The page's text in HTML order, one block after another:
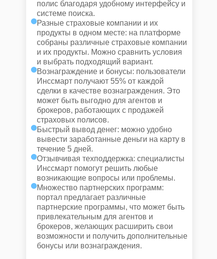
полис благодаря удобному интерфейсу и
системе поиска.
Разные страховые компании и их
продукты в одном месте: на платформе
собраны различные страховые компании
и их продукты. Можно сравнить условия
и выбрать подходящий вариант.
Вознаграждение и бонусы: пользователи
Инссмарт получают 55% от каждой
сделки в качестве вознаграждения. Это
может быть выгодно для агентов и
брокеров, работающих с продажей
страховых полисов.
Быстрый вывод денег: можно удобно
вывести заработанные деньги на карту в
течение 5 дней.
Отзывчивая техподдержка: специалисты
Инссмарт помогут решить любые
возникающие вопросы или проблемы.
Множество партнерских программ:
портал предлагает различные
партнерские программы, что может быть
привлекательным для агентов и
брокеров, желающих расширить свои
возможности и получить дополнительные
бонусы или вознаграждения.